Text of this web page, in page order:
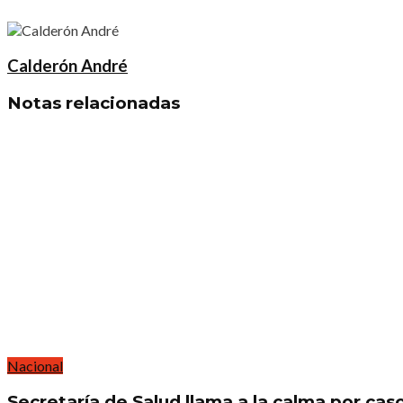
Calderón André
Notas relacionadas
Nacional